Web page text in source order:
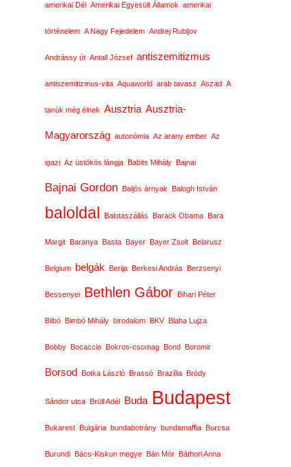
amerikai Dél Amerikai Egyesült Államok amerikai
történelem A Nagy Fejedelem Andrej Rubljov
Andrássy út Antall József antiszemitizmus
antiszemitizmus-vita Aquaworld arab tavasz Aszad A
tanúk még élnek Ausztria Ausztria-
Magyarország autonómia Az arany ember Az
igazi Az üstökös lángja Babits Mihály Bajnai
Bajnai Gordon Baljós árnyak Balogh István
baloldal Balotaszállás Barack Obama Bara
Margit Baranya Basta Bayer Bayer Zsolt Belarusz
Belgium belgák Berija Berkesi András Berzsenyi
Bessenyei Bethlen Gábor Bihari Péter
Bilbó Bimbó Mihály birodalom BKV Blaha Lujza
Bobby Bocaccio Bokros-csomag Bond Boromir
Borsod Botka László Brassó Brazília Bródy
Sándor utca Brüll Adél Buda Budapest
Bukarest Bulgária bundabotrány bundamaffia Burcsa
Burundi Bács-Kiskun megye Bán Mór Báthori Anna